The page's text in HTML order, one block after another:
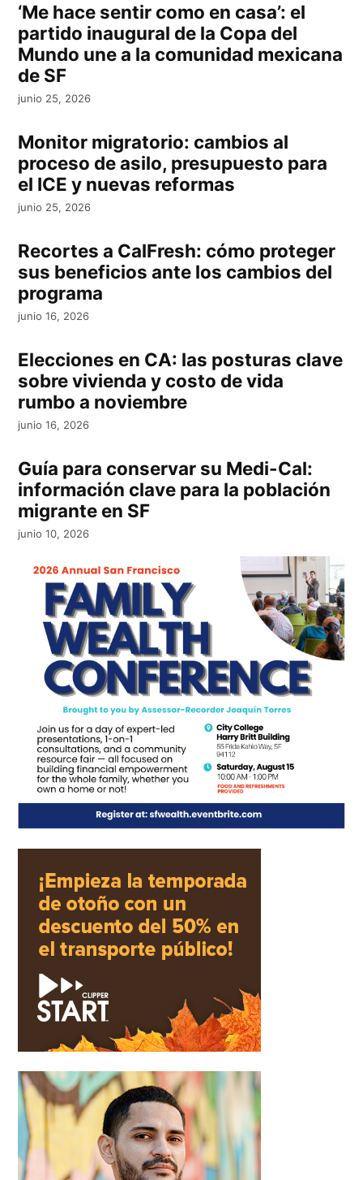
‘Me hace sentir como en casa’: el
partido inaugural de la Copa del
Mundo une a la comunidad mexicana
de SF
junio 25, 2026
Monitor migratorio: cambios al
proceso de asilo, presupuesto para
el ICE y nuevas reformas
junio 25, 2026
Recortes a CalFresh: cómo proteger
sus beneficios ante los cambios del
programa
junio 16, 2026
Elecciones en CA: las posturas clave
sobre vivienda y costo de vida
rumbo a noviembre
junio 16, 2026
Guía para conservar su Medi-Cal:
información clave para la población
migrante en SF
junio 10, 2026